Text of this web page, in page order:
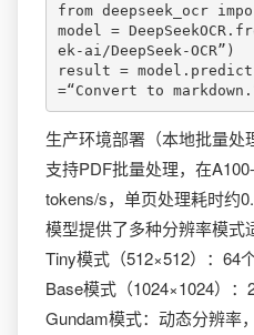
from deepseek_ocr
model =
ek-ai/DeepSeek-OCR”)
result =
=“Convert to
生产环境部署（本地批量处
支持PDF批量处理，在
tokens/s，单页处理耗时约
模型提供了多种分辨率模式
Tiny模式（512×512）：64
Base模式（1024×1024）
Gundam模式：动态分辨率